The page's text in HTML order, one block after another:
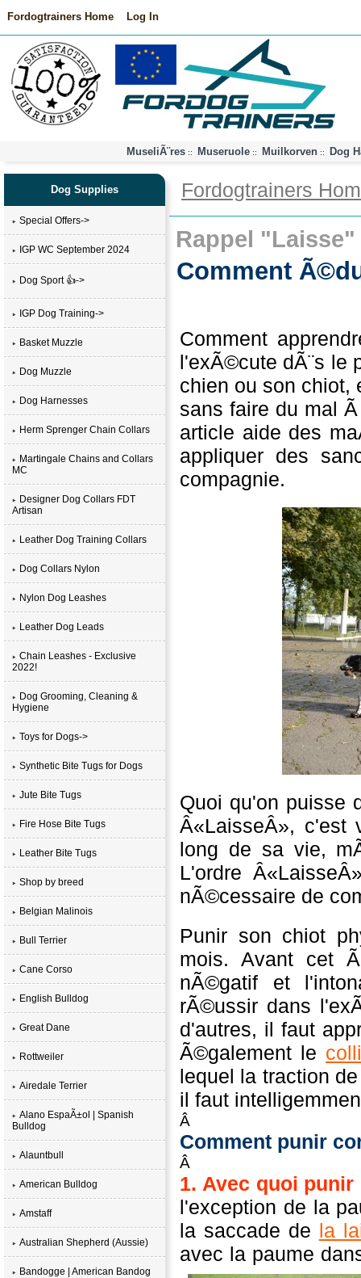
Fordogtrainers Home Log In
MuseliÃ¨res:: Museruole:: Muilkorven :: Dog
Dog Supplies
Special Offers->
IGP WC September 2024
Dog Sport 👍->
IGP Dog Training->
Basket Muzzle
Dog Muzzle
Dog Harnesses
Herm Sprenger Chain Collars
Martingale Chains and Collars
MC
Designer Dog Collars FDT
Artisan
Leather Dog Training Collars
Dog Collars Nylon
Nylon Dog Leashes
Leather Dog Leads
Chain Leashes - Exclusive
2022!
Dog Grooming, Cleaning &
Hygiene
Toys for Dogs->
Synthetic Bite Tugs for Dogs
Jute Bite Tugs
Fire Hose Bite Tugs
Leather Bite Tugs
Shop by breed
Belgian Malinois
Bull Terrier
Cane Corso
English Bulldog
Great Dane
Rottweiler
Airedale Terrier
Alano EspaÃ±ol | Spanish
Bulldog
Alauntbull
American Bulldog
Amstaff
Australian Shepherd (Aussie)
Bandogge | American Bandog
Fordogtrainers
Rappel "Laisse"
Comment
Comment
l'exÃ©cute dÃ¨s le
chien ou son
sans faire du mal
article aide des
appliquer des
compagnie.
Quoi qu'on puisse
Â«LaisseÂ», c'est
long de sa vie,
L'ordre
nÃ©cessaire de
Punir son chiot
mois. Avant cet
nÃ©gatif et
rÃ©ussir dans
d'autres, il faut
Ã©galement le
lequel la traction
il faut
Â
Comment punir
Â
1. Avec quoi punir
l'exception de la
la saccade de la
avec la paume